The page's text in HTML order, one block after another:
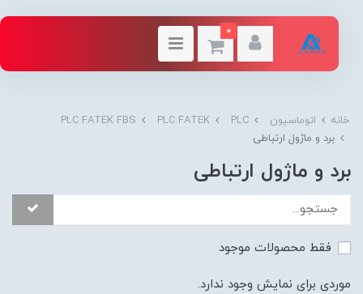
0
خانه اتوماسیون PLC
PLC FATEK
PLC FATEK FBS
برد و ماژول ارتباطی
برد و ماژول ارتباطی
فقط محصولات موجود
موردی برای نمایش وجود ندارد.